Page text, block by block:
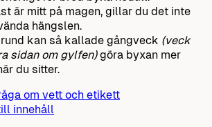
är mitt på magen, gillar du det inte
hängslen.
kan så kallade gångveck (veck
sidan om gylfen)göra byxan mer
du sitter.
om vett och etikett
innehåll